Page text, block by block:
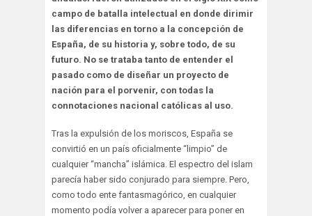
campo de batalla intelectual en donde dirimir
las diferencias en torno a la concepción de
España, de su historia y, sobre todo, de su
futuro. No se trataba tanto de entender el
pasado como de diseñar un proyecto de
nación para el porvenir, con todas la
connotaciones nacional católicas al uso.
Tras la expulsión de los moriscos, España se
convirtió en un país oficialmente “limpio” de
cualquier “mancha” islámica. El espectro del islam
parecía haber sido conjurado para siempre. Pero,
como todo ente fantasmagórico, en cualquier
momento podía volver a aparecer para poner en